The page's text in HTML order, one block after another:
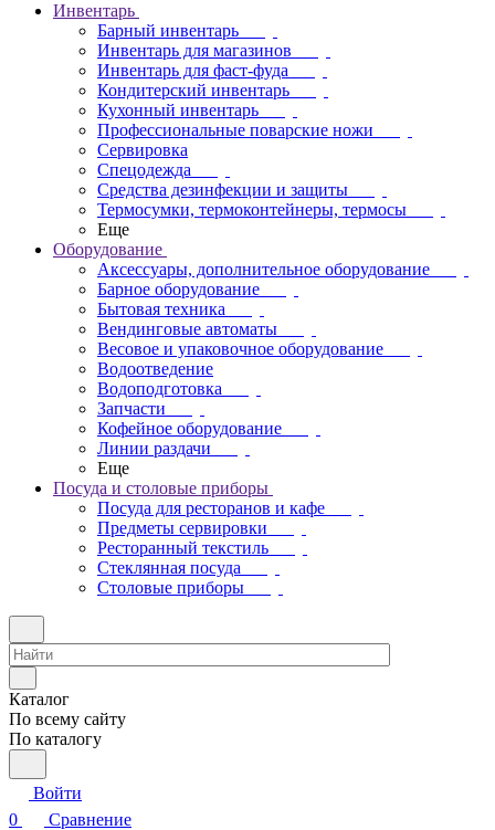
Инвентарь
Барный инвентарь
Инвентарь для магазинов
Инвентарь для фаст-фуда
Кондитерский инвентарь
Кухонный инвентарь
Профессиональные поварские ножи
Сервировка
Спецодежда
Средства дезинфекции и защиты
Термосумки, термоконтейнеры, термосы
Еще
Оборудование
Аксессуары, дополнительное оборудование
Барное оборудование
Бытовая техника
Вендинговые автоматы
Весовое и упаковочное оборудование
Водоотведение
Водоподготовка
Запчасти
Кофейное оборудование
Линии раздачи
Еще
Посуда и столовые приборы
Посуда для ресторанов и кафе
Предметы сервировки
Ресторанный текстиль
Стеклянная посуда
Столовые приборы
Каталог
По всему сайту
По каталогу
Войти
0
Сравнение